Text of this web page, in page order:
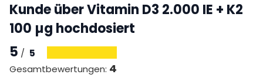
Kunde über Vitamin D3 2.000 IE + K2
100 µg hochdosiert
5 / 5
Gesamtbewertungen: 4